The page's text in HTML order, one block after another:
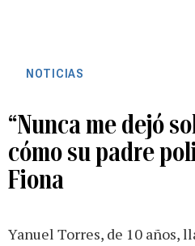
NOTICIAS
“Nunca me dejó
cómo su padre
Fiona
Yanuel Torres, de 10 años,